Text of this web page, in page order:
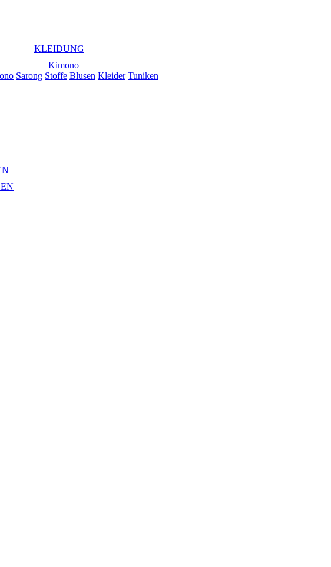
KLEIDUNG
Sarong Stoffe Blusen Kleider Tuniken